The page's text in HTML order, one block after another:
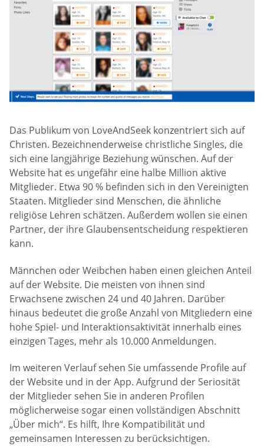
Das Publikum von LoveAndSeek konzentriert sich auf
Christen. Bezeichnenderweise christliche Singles, die
sich eine langjährige Beziehung wünschen. Auf der
Website hat es ungefähr eine halbe Million aktive
Mitglieder. Etwa 90 % befinden sich in den Vereinigten
Staaten. Mitglieder sind Menschen, die ähnliche
religiöse Lehren schätzen. Außerdem wollen sie einen
Partner, der ihre Glaubensentscheidung respektieren
kann.
Männchen oder Weibchen haben einen gleichen Anteil
auf der Website. Die meisten von ihnen sind
Erwachsene zwischen 24 und 40 Jahren. Darüber
hinaus bedeutet die große Anzahl von Mitgliedern eine
hohe Spiel- und Interaktionsaktivität innerhalb eines
einzigen Tages, mehr als 10.000 Anmeldungen.
Im weiteren Verlauf sehen Sie umfassende Profile auf
der Website und in der App. Aufgrund der Seriosität
der Mitglieder sehen Sie in anderen Profilen
möglicherweise sogar einen vollständigen Abschnitt
„Über mich“. Es hilft, Ihre Kompatibilität und
gemeinsamen Interessen zu berücksichtigen.